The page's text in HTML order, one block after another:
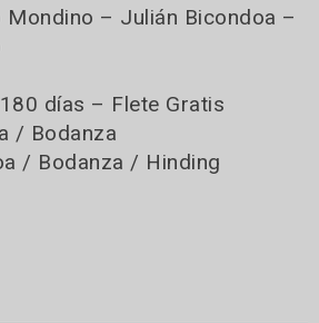
Mondino – Julián Bicondoa –
días – Flete Gratis
/ Bodanza
/ Bodanza / Hinding